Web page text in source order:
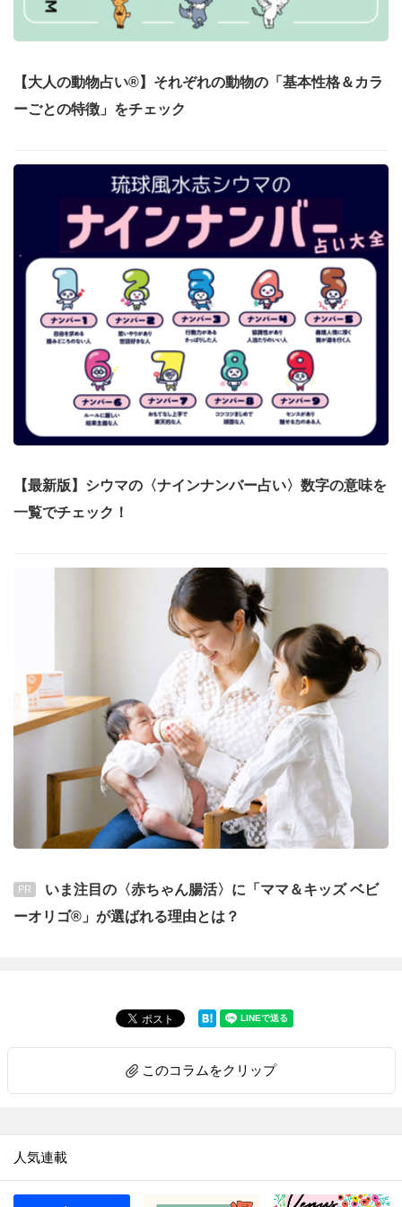
【大人の動物占い®】それぞれの動物の「基本性格＆カラ
ーごとの特徴」をチェック
【最新版】シウマの〈ナインナンバー占い〉数字の意味を
一覧でチェック！
PR
いま注目の〈赤ちゃん腸活〉に「ママ＆キッズ ベビ
ーオリゴ®」が選ばれる理由とは？
このコラムをクリップ
人気連載